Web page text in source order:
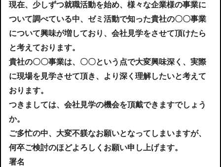
現在、少しずつ就職活動を始め、様々な企業様の事業に
ついて調べている中、ゼミ活動で知った貴社の〇〇事業
について興味が増しており、会社見学をさせて頂けたら
と考えております。
貴社の〇〇事業は、〇〇という点で大変興味深く、実際
に現場を見学させて頂き、より深く理解したいと考えて
おります。
つきましては、会社見学の機会を頂戴できますでしょう
か。
ご多忙の中、大変不躾なお願いとなってしまいますが、
何卒ご検討のほどよろしくお願い申し上げます。
署名